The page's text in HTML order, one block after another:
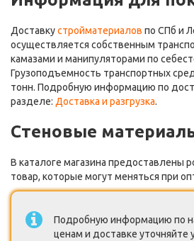
Доставкустройматериалов по СПб и
осуществляется собственным
камазами и манипуляторами по
Грузоподъемность транспортных
тонн. Подробную информацию по
разделе: Доставка и разгрузка.
Стеновые
В каталоге магазина предоставлены
товар, которые могут меняться при
Подробную информацию по
ценам и доставке